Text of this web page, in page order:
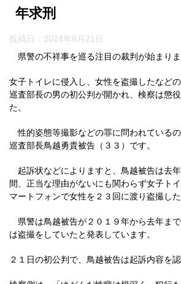
年求刑
投稿日： 2024年8月21日
県警の不祥事を巡る注目の裁判が始まりま
女子トイレに侵入し、女性を盗撮したなど
巡査部長の男の初公判が開かれ、検察は懲
た。
性的姿態等撮影などの罪に問われている
巡査部長鳥越勇貴被告（３３）です。
起訴状などによりますと、鳥越被告は去
間、正当な理由がないにも関わらず女子ト
マートフォンで女性を２３回に渡り盗撮した
県警は鳥越被告が２０１９年から去年ま
は盗撮をしていたと発表しています。
２１日の初公判で、鳥越被告は起訴内容を認